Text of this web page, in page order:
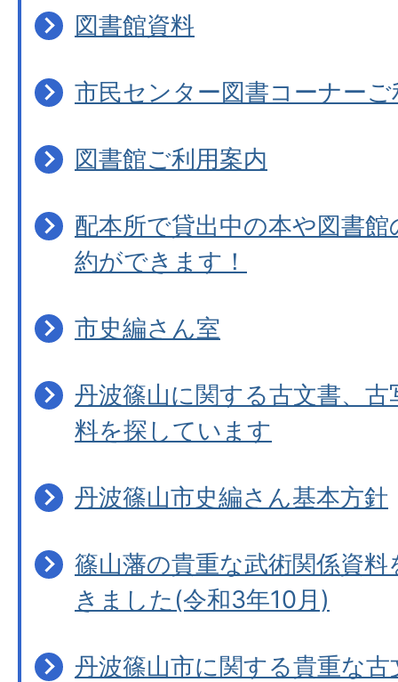
図書館資料
市民センター図書コーナーご
図書館ご利用案内
配本所で貸出中の本や図書
約ができます！
市史編さん室
丹波篠山に関する古文書、
料を探しています
丹波篠山市史編さん基本方針
篠山藩の貴重な武術関係資
きました(令和3年10月)
丹波篠山市に関する貴重な